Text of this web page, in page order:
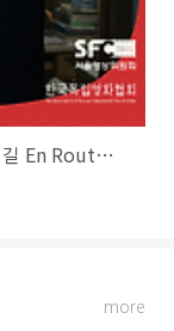
[독립영화 쇼케이스] 229회 ❮지우러 가는 길 En Route to❯ 유재인
more